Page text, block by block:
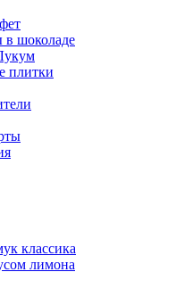
в шоколаде
плитки
классика
лимона